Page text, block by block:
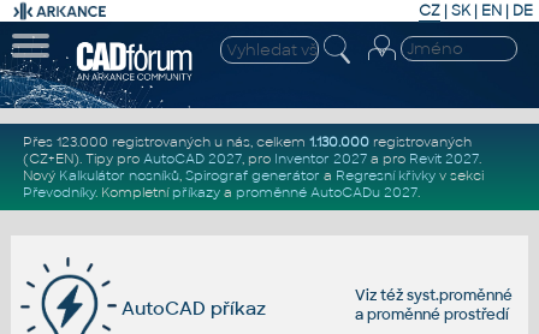
CZ | SK| EN | DE
Přes 123.000 registrovaných u nás, celkem 1.130.000registrovaných
(CZ+EN). Tipy pro AutoCAD 2027, pro Inventor 2027a pro Revit 2027.
Nový Kalkulátor nosníků, Spirograf generátor a Regresní křivkyv sekci
Převodníky. Kompletní příkazya proměnné AutoCADu 2027.
Viz téžsyst.proměnné
aproměnné prostředí
AutoCAD příkaz